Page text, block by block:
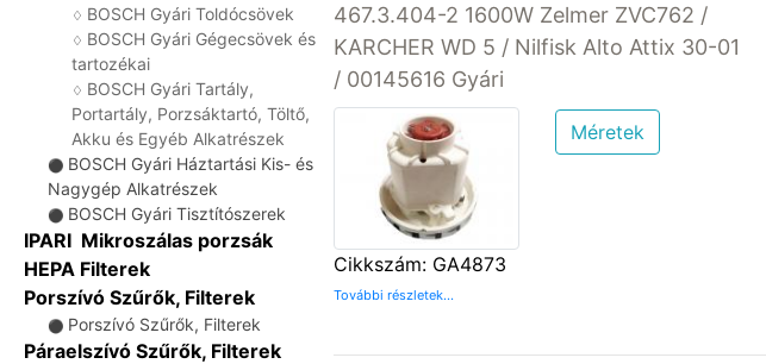
♢ BOSCH Gyári Toldócsövek
♢ BOSCH Gyári Gégecsövek és
tartozékai
♢ BOSCH Gyári Tartály,
Portartály, Porzsáktartó, Töltő,
Akku és Egyéb Alkatrészek
⚫ BOSCH Gyári Háztartási Kis- és
Nagygép Alkatrészek
⚫ BOSCH Gyári Tisztítószerek
IPARI Mikroszálas porzsák
HEPA Filterek
Porszívó Szűrők, Filterek
⚫ Porszívó Szűrők, Filterek
Páraelszívó Szűrők, Filterek
467.3.404-2 1600W Zelmer ZVC762 /
KARCHER WD 5 / Nilfisk Alto Attix 30-01
/ 00145616 Gyári
Cikkszám: GA4873
További részletek...
Méretek